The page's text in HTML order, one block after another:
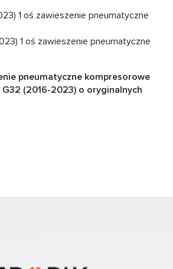
1 oś zawieszenie pneumatyczne
1 oś zawieszenie pneumatyczne
pneumatyczne kompresorowe
G32 (2016-2023) o oryginalnych